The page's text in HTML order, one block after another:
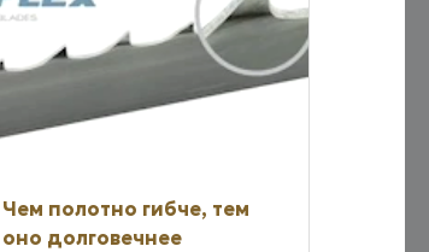
Чем полотно гибче, тем
оно долговечнее